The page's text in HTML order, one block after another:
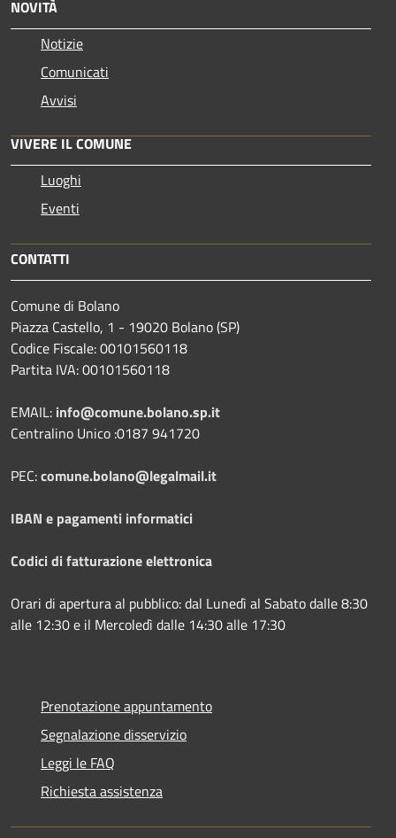
NOVITÀ
Notizie
Comunicati
Avvisi
VIVERE IL COMUNE
Luoghi
Eventi
CONTATTI
Comune di Bolano
Piazza Castello, 1 - 19020 Bolano (SP)
Codice Fiscale: 00101560118
Partita IVA: 00101560118
EMAIL: info@comune.bolano.sp.it
Centralino Unico :0187 941720
PEC:comune.bolano@legalmail.it
IBAN e pagamenti informatici
Codici di fatturazione elettronica
Orari di apertura al pubblico: dal Lunedì al Sabato dalle 8:30
alle 12:30 e il Mercoledì dalle 14:30 alle 17:30
Prenotazione appuntamento
Segnalazione disservizio
Leggi le FAQ
Richiesta assistenza